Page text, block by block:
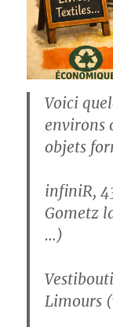
Voici
environs
objets
infiniR,
Gometz
…)
Limours